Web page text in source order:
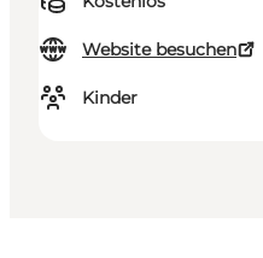
Website besuchen
Kinder